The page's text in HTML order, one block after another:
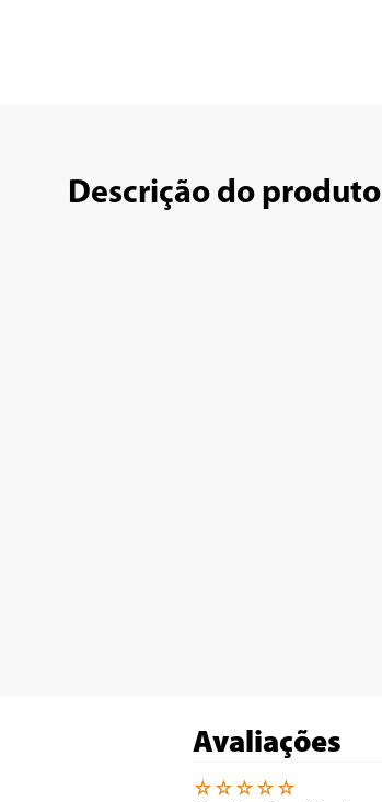
Descrição do produto
Avaliações
☆ ☆ ☆ ☆ ☆